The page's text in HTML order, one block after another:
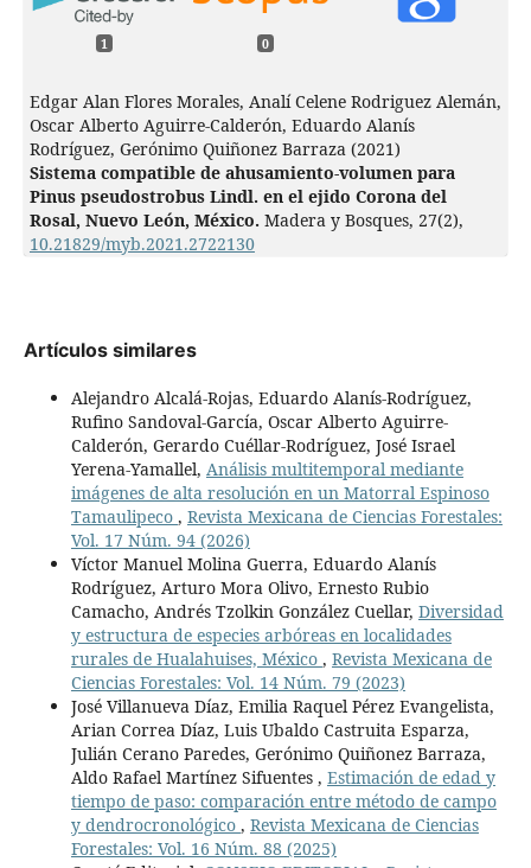
1 0
Edgar Alan Flores Morales, Analí Celene Rodriguez Alemán,
Oscar Alberto Aguirre-Calderón, Eduardo Alanís
Rodríguez, Gerónimo Quiñonez Barraza (2021)
Sistema compatible de ahusamiento-volumen para
Pinus pseudostrobus Lindl. en el ejido Corona del
Rosal, Nuevo León, México. Madera y Bosques, 27(2),
10.21829/myb.2021.2722130
Artículos similares
Alejandro Alcalá-Rojas, Eduardo Alanís-Rodríguez,
Rufino Sandoval-García, Oscar Alberto Aguirre-
Calderón, Gerardo Cuéllar-Rodríguez, José Israel
Yerena-Yamallel, Análisis multitemporal mediante
imágenes de alta resolución en un Matorral Espinoso
Tamaulipeco , Revista Mexicana de Ciencias Forestales:
Vol. 17 Núm. 94 (2026)
Víctor Manuel Molina Guerra, Eduardo Alanís
Rodríguez, Arturo Mora Olivo, Ernesto Rubio
Camacho, Andrés Tzolkin González Cuellar, Diversidad
y estructura de especies arbóreas en localidades
rurales de Hualahuises, México , Revista Mexicana de
Ciencias Forestales: Vol. 14 Núm. 79 (2023)
José Villanueva Díaz, Emilia Raquel Pérez Evangelista,
Arian Correa Díaz, Luis Ubaldo Castruita Esparza,
Julián Cerano Paredes, Gerónimo Quiñonez Barraza,
Aldo Rafael Martínez Sifuentes , Estimación de edad y
tiempo de paso: comparación entre método de campo
y dendrocronológico , Revista Mexicana de Ciencias
Forestales: Vol. 16 Núm. 88 (2025)